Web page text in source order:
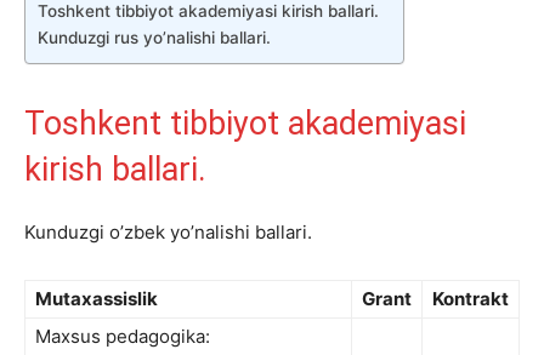
Toshkent tibbiyot akademiyasi kirish ballari.
Kunduzgi rus yo’nalishi ballari.
Toshkent tibbiyot akademiyasi
kirish ballari.
Kunduzgi o’zbek yo’nalishi ballari.
Mutaxassislik Grant
Kontrakt
Maxsus pedagogika: